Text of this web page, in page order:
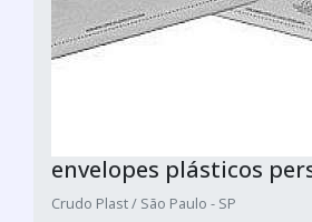
envelopes plásticos
Crudo Plast / São Paulo - SP